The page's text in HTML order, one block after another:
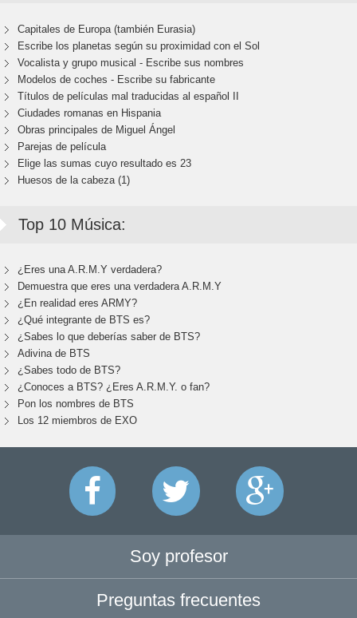
Capitales de Europa (también Eurasia)
Escribe los planetas según su proximidad con el Sol
Vocalista y grupo musical - Escribe sus nombres
Modelos de coches - Escribe su fabricante
Títulos de películas mal traducidas al español II
Ciudades romanas en Hispania
Obras principales de Miguel Ángel
Parejas de película
Elige las sumas cuyo resultado es 23
Huesos de la cabeza (1)
Top 10 Música:
¿Eres una A.R.M.Y verdadera?
Demuestra que eres una verdadera A.R.M.Y
¿En realidad eres ARMY?
¿Qué integrante de BTS es?
¿Sabes lo que deberías saber de BTS?
Adivina de BTS
¿Sabes todo de BTS?
¿Conoces a BTS? ¿Eres A.R.M.Y. o fan?
Pon los nombres de BTS
Los 12 miembros de EXO
Soy profesor
Preguntas frecuentes